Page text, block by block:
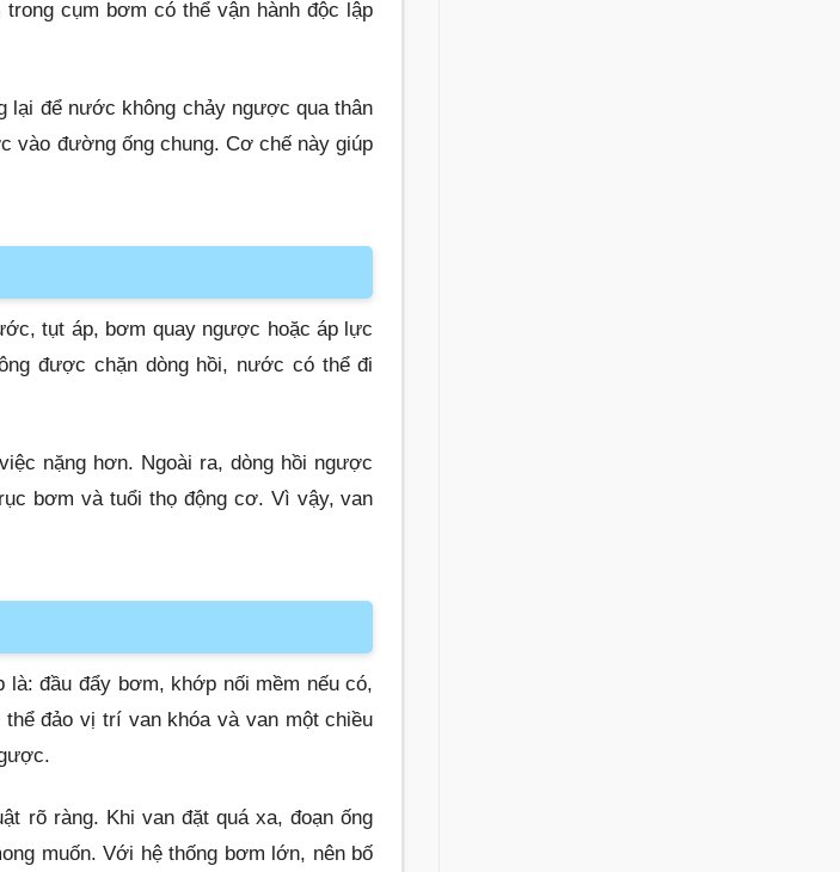
cụm bơm có thể vận hành độc lập
lại để nước không chảy ngược qua thân
đường ống chung. Cơ chế này giúp
tụt áp, bơm quay ngược hoặc áp lực
được chặn dòng hồi, nước có thể đi
nặng hơn. Ngoài ra, dòng hồi ngược
bơm và tuổi thọ động cơ. Vì vậy, van
đầu đẩy bơm, khớp nối mềm nếu có,
đảo vị trí van khóa và van một chiều
rõ ràng. Khi van đặt quá xa, đoạn ống
muốn. Với hệ thống bơm lớn, nên bố